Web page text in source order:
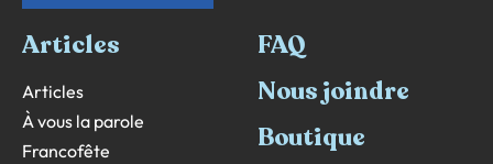
Articles
Articles
À vous la parole
Francofête
FAQ
Nous joindre
Boutique